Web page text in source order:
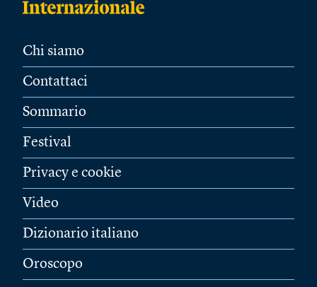
Chi siamo
Contattaci
Sommario
Festival
Privacy e cookie
Video
Dizionario italiano
Oroscopo